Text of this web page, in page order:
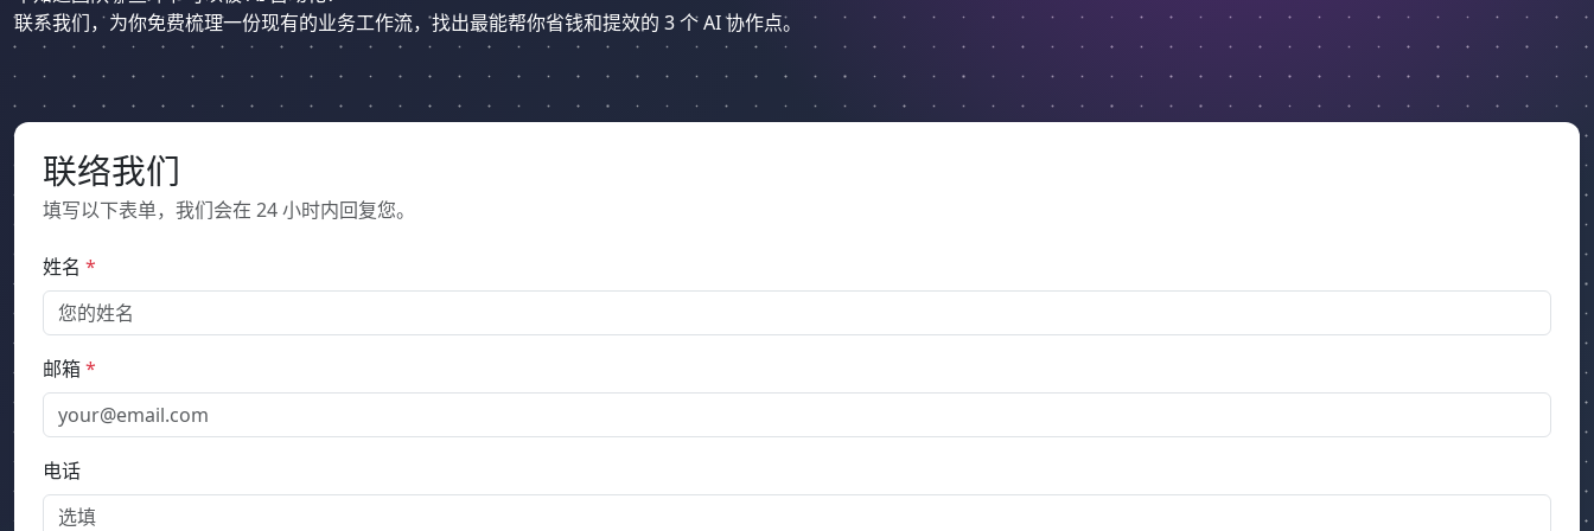
联系我们，为你免费梳理一份现有的业务工作流，找出最能帮你省钱和提效的 3 个 AI 协作点。
联络我们
填写以下表单，我们会在 24 小时内回复您。
姓名 *
邮箱*
电话